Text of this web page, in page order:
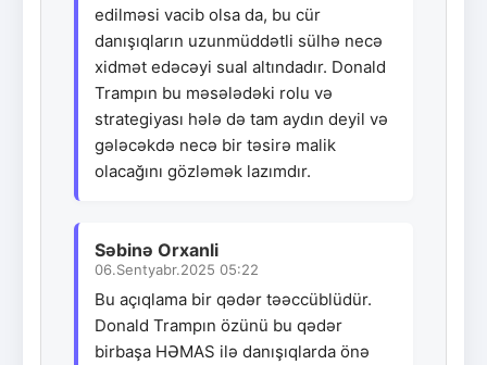
edilməsi vacib olsa da, bu cür
danışıqların uzunmüddətli sülhə necə
xidmət edəcəyi sual altındadır. Donald
Trampın bu məsələdəki rolu və
strategiyası hələ də tam aydın deyil və
gələcəkdə necə bir təsirə malik
olacağını gözləmək lazımdır.
Səbinə Orxanli
06.Sentyabr.2025 05:22
Bu açıqlama bir qədər təəccüblüdür.
Donald Trampın özünü bu qədər
birbaşa HƏMAS ilə danışıqlarda önə